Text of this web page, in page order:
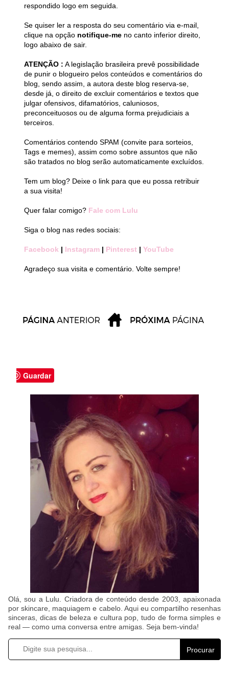
respondido logo em seguida.
Se quiser ler a resposta do seu comentário via e-mail,
clique na opção notifique-me no canto inferior direito,
logo abaixo de sair.
ATENÇÃO : A legislação brasileira prevê possibilidade
de punir o blogueiro pelos conteúdos e comentários do
blog, sendo assim, a autora deste blog reserva-se,
desde já, o direito de excluir comentários e textos que
julgar ofensivos, difamatórios, caluniosos,
preconceituosos ou de alguma forma prejudiciais a
terceiros.
Comentários contendo SPAM (convite para sorteios,
Tags e memes), assim como sobre assuntos que não
são tratados no blog serão automaticamente excluídos.
Tem um blog? Deixe o link para que eu possa retribuir
a sua visita!
Quer falar comigo? Fale com Lulu
Siga o blog nas redes sociais:
Facebook | Instagram | Pinterest | YouTube
Agradeço sua visita e comentário. Volte sempre!
Guardar
Olá, sou a Lulu. Criadora de conteúdo desde 2003, apaixonada
por skincare, maquiagem e cabelo. Aqui eu compartilho resenhas
sinceras, dicas de beleza e cultura pop, tudo de forma simples e
real — como uma conversa entre amigas. Seja bem-vinda!
Procurar